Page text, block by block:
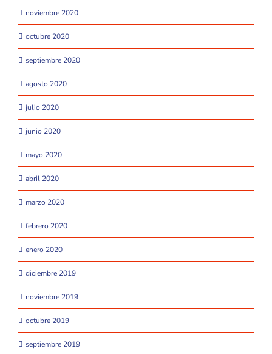
noviembre 2020
octubre 2020
septiembre 2020
agosto 2020
julio 2020
junio 2020
mayo 2020
abril 2020
marzo 2020
febrero 2020
enero 2020
diciembre 2019
noviembre 2019
octubre 2019
septiembre 2019